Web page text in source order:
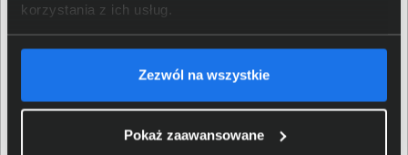
korzystania z ich usług.
Zezwól na wszystkie
Pokaż zaawansowane